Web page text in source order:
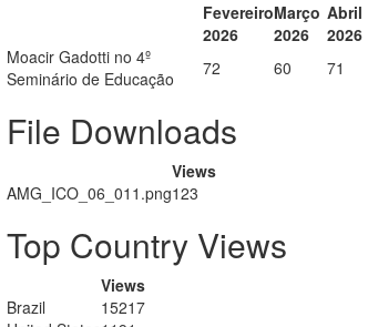
Fevereiro
2026
Março
2026
Abril
2026
Moacir Gadotti no 4º
Seminário de Educação
72 60 71
File Downloads
Views
AMG_ICO_06_011.png123
Top Country Views
Views
Brazil
15217